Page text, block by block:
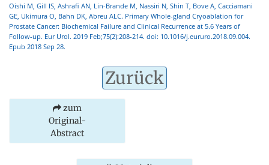
Oishi M, Gill IS, Ashrafi AN, Lin-Brande M, Nassiri N, Shin T, Bove A, Cacciamani
GE, Ukimura O, Bahn DK, Abreu ALC. Primary Whole-gland Cryoablation for
Prostate Cancer: Biochemical Failure and Clinical Recurrence at 5.6 Years of
Follow-up. Eur Urol. 2019 Feb;75(2):208-214. doi: 10.1016/j.eururo.2018.09.004.
Epub 2018 Sep 28.
Zurück
zum
Original-
Abstract